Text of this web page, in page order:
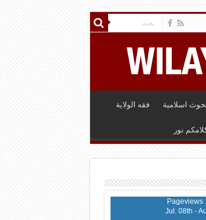
اسلامية فقه الولاية
نور
Jul. 08th -